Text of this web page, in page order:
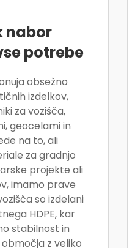
nabor
potrebe
obsežno
izdelkov,
za vozišča,
geocelami in
na to, ali
za gradnjo
projekte ali
imamo prave
so izdelani
HDPE, kar
stabilnost in
z veliko